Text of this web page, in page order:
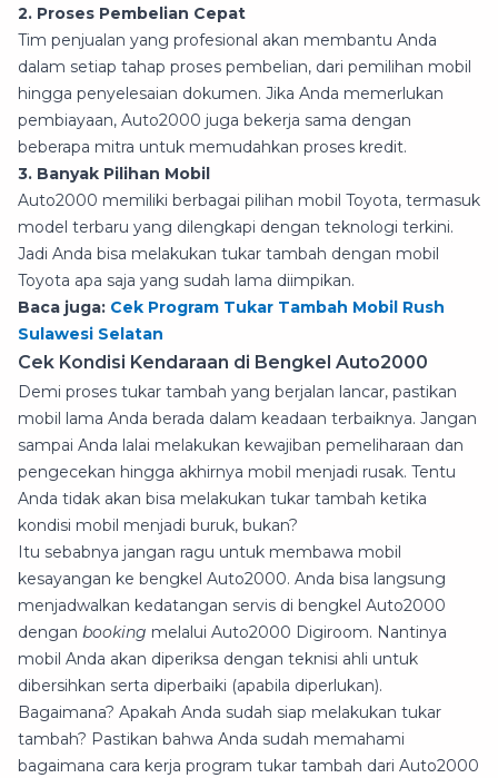
2. Proses Pembelian Cepat
Tim penjualan yang profesional akan membantu Anda
dalam setiap tahap proses pembelian, dari pemilihan mobil
hingga penyelesaian dokumen. Jika Anda memerlukan
pembiayaan, Auto2000 juga bekerja sama dengan
beberapa mitra untuk memudahkan proses kredit.
3. Banyak Pilihan Mobil
Auto2000 memiliki berbagai pilihan mobil Toyota, termasuk
model terbaru yang dilengkapi dengan teknologi terkini.
Jadi Anda bisa melakukan tukar tambah dengan mobil
Toyota apa saja yang sudah lama diimpikan.
Baca juga: Cek Program Tukar Tambah Mobil Rush
Sulawesi Selatan
Cek Kondisi Kendaraan di Bengkel Auto2000
Demi proses tukar tambah yang berjalan lancar, pastikan
mobil lama Anda berada dalam keadaan terbaiknya. Jangan
sampai Anda lalai melakukan kewajiban pemeliharaan dan
pengecekan hingga akhirnya mobil menjadi rusak. Tentu
Anda tidak akan bisa melakukan tukar tambah ketika
kondisi mobil menjadi buruk, bukan?
Itu sebabnya jangan ragu untuk membawa mobil
kesayangan ke bengkel Auto2000. Anda bisa langsung
menjadwalkan kedatangan servis di bengkel Auto2000
dengan booking melalui Auto2000 Digiroom. Nantinya
mobil Anda akan diperiksa dengan teknisi ahli untuk
dibersihkan serta diperbaiki (apabila diperlukan).
Bagaimana? Apakah Anda sudah siap melakukan tukar
tambah? Pastikan bahwa Anda sudah memahami
bagaimana cara kerja program tukar tambah dari Auto2000